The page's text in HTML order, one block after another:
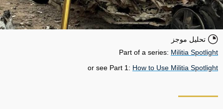
تحليل موجز
Part of a series: Militia Spotlight
or see Part 1: How to Use Militia Spotlight